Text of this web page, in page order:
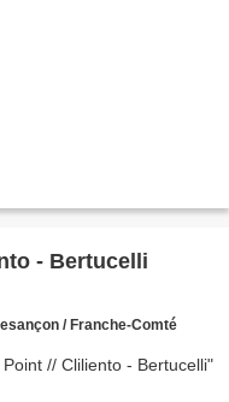
- Bertucelli
/ Franche-Comté